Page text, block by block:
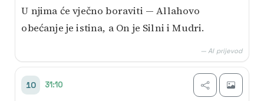
U njima će vječno boraviti — Allahovo
obećanje je istina, a On je Silni i Mudri.
— AI prijevod
10 31:10